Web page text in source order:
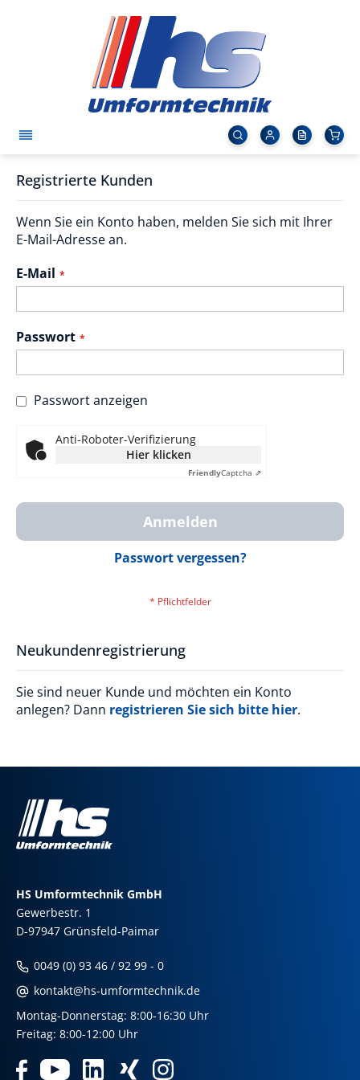
Registrierte Kunden
Wenn Sie ein Konto haben, melden Sie sich mit Ihrer
E-Mail-Adresse an.
E-Mail
Passwort
Passwort anzeigen
Anti-Roboter-Verifizierung
Hier klicken
FriendlyCaptcha ⇗
Anmelden
Passwort vergessen?
Neukundenregistrierung
Sie sind neuer Kunde und möchten ein Konto
anlegen? Dann registrieren Sie sich bitte hier.
HS Umformtechnik GmbH
Gewerbestr. 1
D-97947 Grünsfeld-Paimar
0049 (0) 93 46 / 92 99 - 0
kontakt@hs-umformtechnik.de
Montag-Donnerstag: 8:00-16:30 Uhr
Freitag: 8:00-12:00 Uhr